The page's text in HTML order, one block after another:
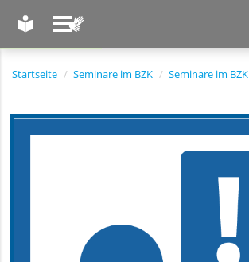
Startseite Seminare im BZK Seminare im BZK